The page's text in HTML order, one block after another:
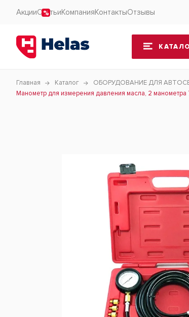
АкцииСтатьиКомпанияКонтактыОтзывы
Главная Каталог ОБОРУДОВАНИЕ ДЛЯ
Манометр для измерения давления масла, 2 манометра